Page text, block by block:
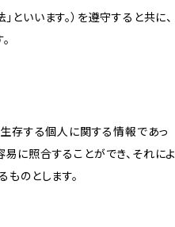
いいます。）を遵守すると共に、
存する個人に関する情報であっ
に照合することができ、それによ
のとします。